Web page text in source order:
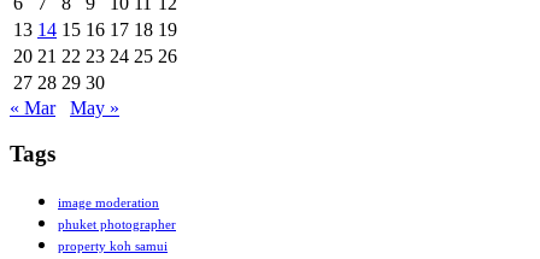
13 14 15 16 17 18 19
20 21 22 23 24 25 26
27 28 29 30
« Mar
May »
Tags
image moderation
phuket photographer
property koh samui